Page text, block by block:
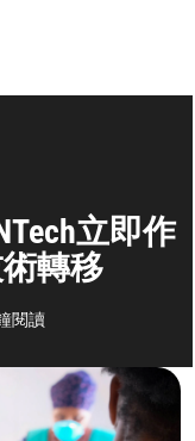
立即作
轉移
閱讀